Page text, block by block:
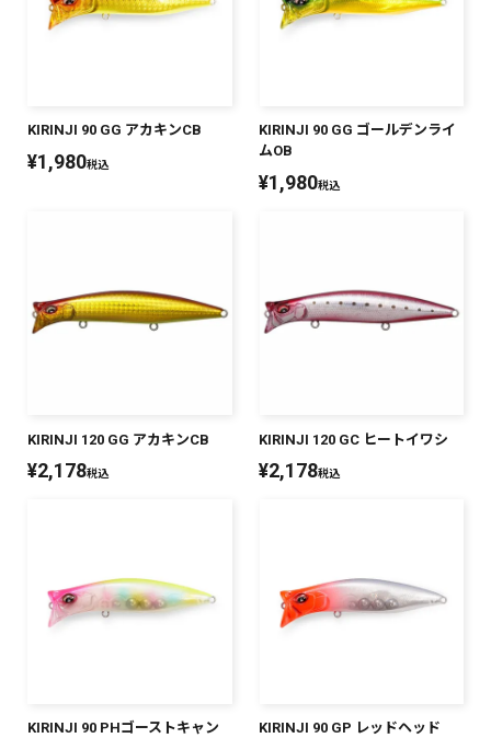
KIRINJI 90 GG アカキンCB
¥1,980税込
KIRINJI 90 GG ゴールデンライ
ムOB
¥1,980税込
KIRINJI 120 GG アカキンCB
¥2,178税込
KIRINJI 120 GC ヒートイワシ
¥2,178税込
KIRINJI 90 PHゴーストキャン
KIRINJI 90 GP レッドヘッド